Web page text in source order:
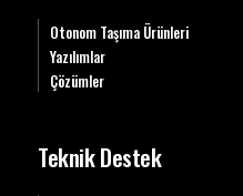
Otonom Taşıma Ürünleri
Yazılımlar
Çözümler
Teknik Destek